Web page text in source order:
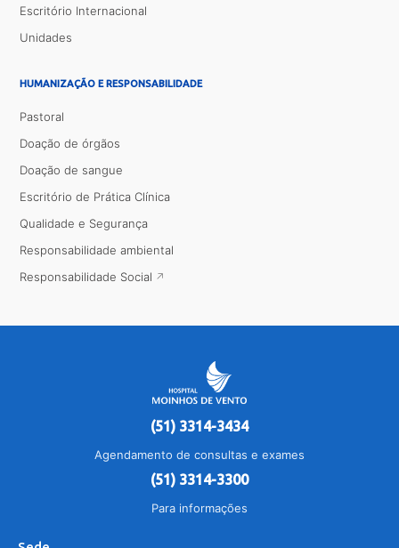
Escritório Internacional
Unidades
HUMANIZAÇÃO E RESPONSABILIDADE
Pastoral
Doação de órgãos
Doação de sangue
Escritório de Prática Clínica
Qualidade e Segurança
Responsabilidade ambiental
Responsabilidade Social
(51) 3314-3434
Agendamento de consultas e exames
(51) 3314-3300
Para informações